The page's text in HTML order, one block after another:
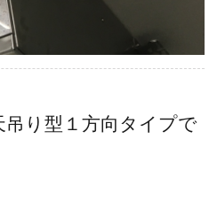
り型１方向タイプで